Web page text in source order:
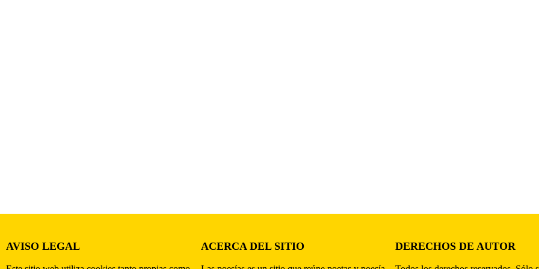
AVISO LEGAL ACERCA DEL SITIO DERECHOS DE AUTOR